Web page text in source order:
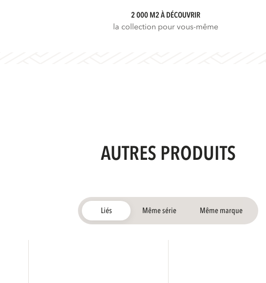
2 000 M2 À DÉCOUVRIR
la collection pour vous-même
AUTRES PRODUITS
Liés Même série Même marque